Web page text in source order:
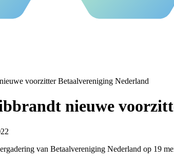
voorzitter Betaalvereniging Nederland
nieuwe
van Betaalvereniging Nederland op 19